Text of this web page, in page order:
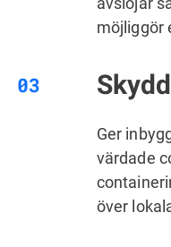
möjliggör
Ger
värdade
över